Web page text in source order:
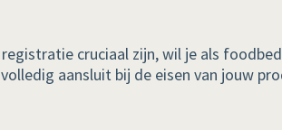
cruciaal zijn, wil je als
aansluit bij de eisen van jouw